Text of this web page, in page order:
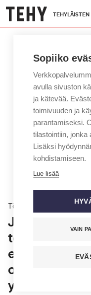
Hyppää
pääsisältöön
Töissä
tekee välillä
etsiessään
ongelmien
Sopiiko
avulla sivuston
ja kätevää.
toimivuuden ja
parantamiseksi.
tilastointiin, jonka
Lisäksi
kohdistamiseen.
Lue lisää
VAIN